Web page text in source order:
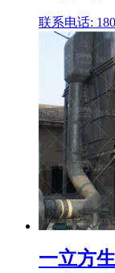
联系电话:
一立方